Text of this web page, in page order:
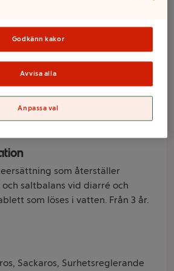
20-p
som återställer
saltbalans vid diarré och
som löses i vatten. Från 3 år.
Sackaros, Surhetsreglerande
Godkänn kakor
Avvisa alla
Anpassa val